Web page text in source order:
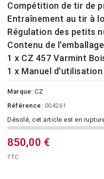
Compétition de tir de
Entraînement au tir à
Régulation des petits
Contenu de
1 x CZ 457 Varmint
1 x Manuel d'utilisation
Marque: CZ
Référence: 004261
Désolé, cet article est en
850,00 €
TTC